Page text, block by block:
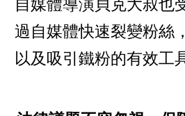
自媒體導演貝克大叔也
過自媒體快速裂變粉絲
以及吸引鐵粉的有效工